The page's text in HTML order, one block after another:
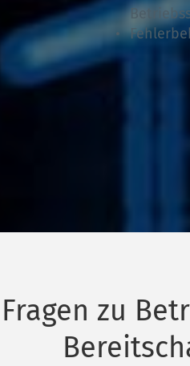
zu